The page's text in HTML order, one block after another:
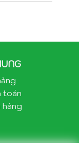
toán
hàng